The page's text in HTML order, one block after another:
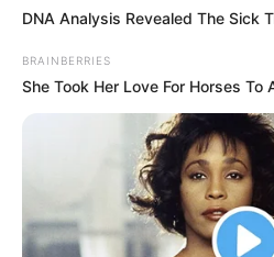
DNA Analysis Revealed The Sick
BRAINBERRIES
She Took Her Love For Horses To